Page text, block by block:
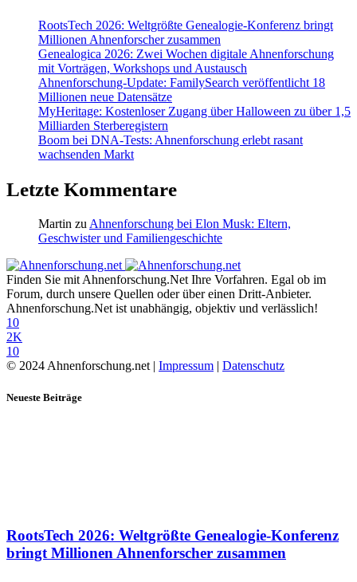
RootsTech 2026: Weltgrößte Genealogie-Konferenz bringt
Millionen Ahnenforscher zusammen
Genealogica 2026: Zwei Wochen digitale Ahnenforschung
mit Vorträgen, Workshops und Austausch
Ahnenforschung-Update: FamilySearch veröffentlicht 18
Millionen neue Datensätze
MyHeritage: Kostenloser Zugang über Halloween zu über 1,5
Milliarden Sterberegistern
Boom bei DNA-Tests: Ahnenforschung erlebt rasant
wachsenden Markt
Letzte Kommentare
Martin zu Ahnenforschung bei Elon Musk: Eltern,
Geschwister und Familiengeschichte
Finden Sie mit Ahnenforschung.Net Ihre Vorfahren. Egal ob im
Forum, durch unsere Quellen oder über einen Dritt-Anbieter.
Ahnenforschung.Net ist unabhängig, objektiv und verlässlich!
10
2K
10
© 2024 Ahnenforschung.net | Impressum | Datenschutz
Neueste Beiträge
RootsTech 2026: Weltgrößte Genealogie-Konferenz
bringt Millionen Ahnenforscher zusammen